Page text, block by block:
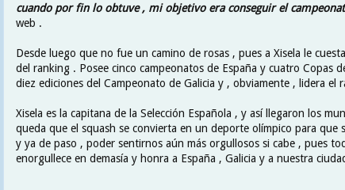
cuando por fin lo obtuve , mi objetivo era conseguir el
web .
Desde luego que no fue un camino de rosas , pues a Xisela le
del ranking . Posee cinco campeonatos de España y cuatro Copas
diez ediciones del Campeonato de Galicia y , obviamente , lidera el
Xisela es la capitana de la Selección Española , y así llegaron los
queda que el squash se convierta en un deporte olímpico para que
y ya de paso , poder sentirnos aún más orgullosos si cabe , pues
enorgullece en demasía y honra a España , Galicia y a nuestra